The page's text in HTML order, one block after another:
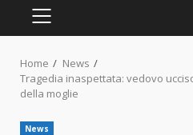
PRIMARY
Home
News
Tragedia inaspettata: vedovo
della moglie
News